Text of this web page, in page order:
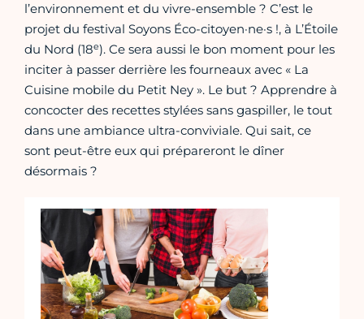
l’environnement et du vivre-ensemble ? C’est le
projet du festival Soyons Éco-citoyen·ne·s !, à L’Étoile
du Nord (18e). Ce sera aussi le bon moment pour les
inciter à passer derrière les fourneaux avec « La
Cuisine mobile du Petit Ney ». Le but ? Apprendre à
concocter des recettes stylées sans gaspiller, le tout
dans une ambiance ultra-conviviale. Qui sait, ce
sont peut-être eux qui prépareront le dîner
désormais ?